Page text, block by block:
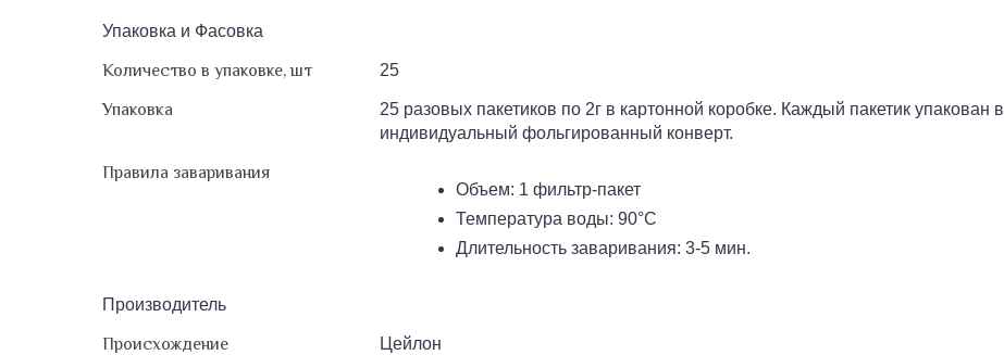
Упаковка и Фасовка
Количество в упаковке, шт 25
Упаковка
25 разовых пакетиков по 2г в картонной коробке. Каждый пакетик упакован в
индивидуальный фольгированный конверт.
Правила заваривания
Объем: 1 фильтр-пакет
Температура воды: 90°С
Длительность заваривания: 3-5 мин.
Производитель
Происхождение Цейлон